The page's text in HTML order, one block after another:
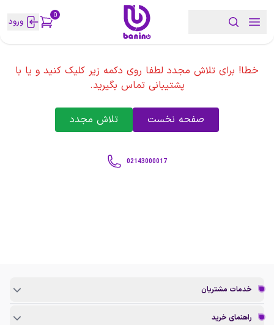
0 ورود
خطا! برای تلاش مجدد لطفا روی دکمه زیر کلیک کنید و یا با
پشتیبانی تماس بگیرید.
صفحه نخست تلاش مجدد
02143000017
خدمات مشتریان
راهنمای خرید